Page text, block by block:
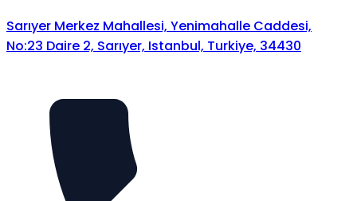
Sarıyer Merkez Mahallesi, Yenimahalle Caddesi,
No:23 Daire 2, Sarıyer, Istanbul, Turkiye, 34430